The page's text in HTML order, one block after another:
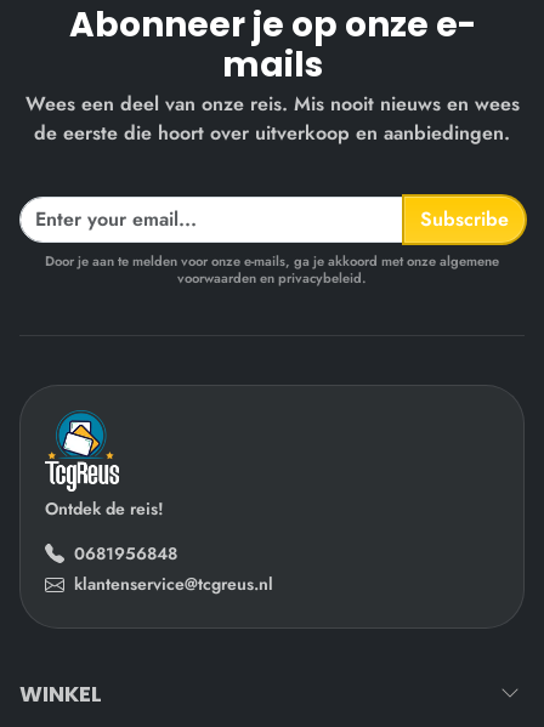
Abonneer je op onze e-
mails
Wees een deel van onze reis. Mis nooit nieuws en wees
de eerste die hoort over uitverkoop en aanbiedingen.
Subscribe
Door je aan te melden voor onze e-mails, ga je akkoord met onze algemene
voorwaarden en privacybeleid.
Ontdek de reis!
0681956848
klantenservice@tcgreus.nl
WINKEL